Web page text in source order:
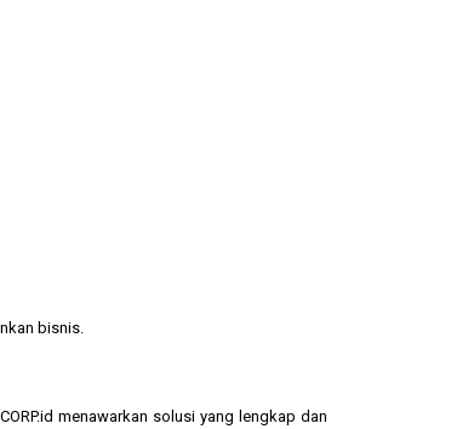
bisnis.
menawarkan solusi yang lengkap dan